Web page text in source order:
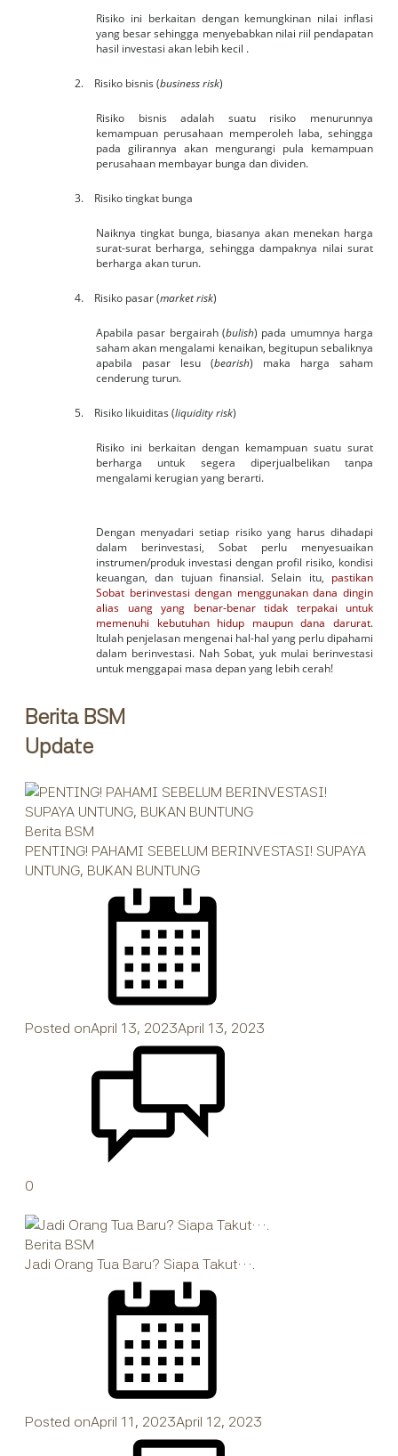
Risiko ini berkaitan dengan kemungkinan nilai inflasi
yang besar sehingga menyebabkan nilai riil pendapatan
hasil investasi akan lebih kecil .
2. Risiko bisnis (business risk)
Risiko bisnis adalah suatu risiko menurunnya
kemampuan perusahaan memperoleh laba, sehingga
pada gilirannya akan mengurangi pula kemampuan
perusahaan membayar bunga dan dividen.
3. Risiko tingkat bunga
Naiknya tingkat bunga, biasanya akan menekan harga
surat-surat berharga, sehingga dampaknya nilai surat
berharga akan turun.
4. Risiko pasar (market risk)
Apabila pasar bergairah (bulish) pada umumnya harga
saham akan mengalami kenaikan, begitupun sebaliknya
apabila pasar lesu (bearish) maka harga saham
cenderung turun.
5. Risiko likuiditas (liquidity risk)
Risiko ini berkaitan dengan kemampuan suatu surat
berharga untuk segera diperjualbelikan tanpa
mengalami kerugian yang berarti.
Dengan menyadari setiap risiko yang harus dihadapi
dalam berinvestasi, Sobat perlu menyesuaikan
instrumen/produk investasi dengan profil risiko, kondisi
keuangan, dan tujuan finansial. Selain itu, pastikan
Sobat berinvestasi dengan menggunakan dana dingin
alias uang yang benar-benar tidak terpakai untuk
memenuhi kebutuhan hidup maupun dana darurat.
Itulah penjelasan mengenai hal-hal yang perlu dipahami
dalam berinvestasi. Nah Sobat, yuk mulai berinvestasi
untuk menggapai masa depan yang lebih cerah!
Berita BSM
Update
Berita BSM
PENTING! PAHAMI SEBELUM BERINVESTASI! SUPAYA
UNTUNG, BUKAN BUNTUNG
Posted onApril 13, 2023April 13, 2023
0
Berita BSM
Jadi Orang Tua Baru? Siapa Takut….
Posted onApril 11, 2023April 12, 2023